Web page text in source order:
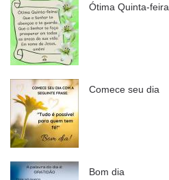
Ótima Quinta-feira
Comece seu dia
Bom dia